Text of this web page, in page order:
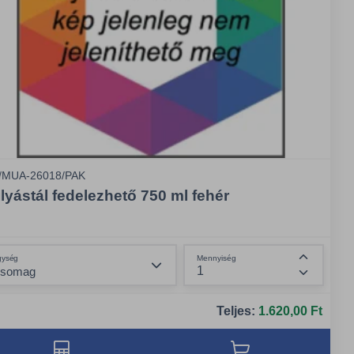
26018/PAK
fedelezhető 750 ml fehér
Mennyiség
Összeg
Teljes: 1.620,00 Ft